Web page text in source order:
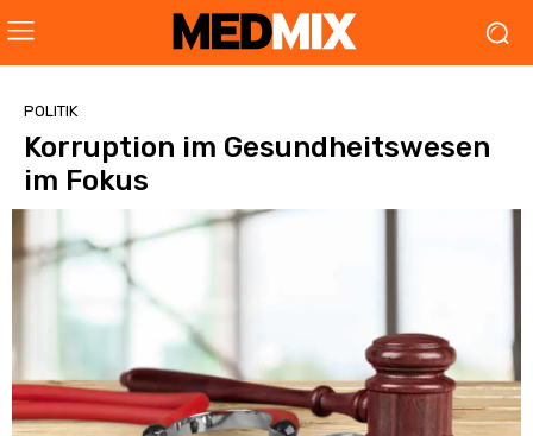
POLITIK
Korruption im Gesundheitswesen
im Fokus